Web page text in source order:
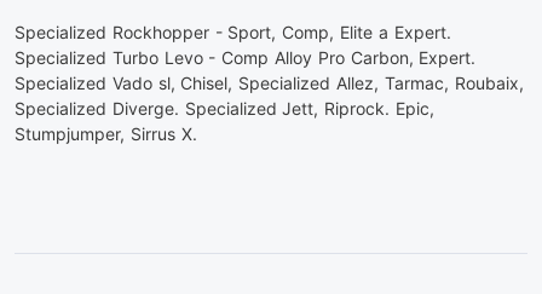
Specialized Rockhopper - Sport, Comp, Elite a Expert.
Specialized Turbo Levo - Comp Alloy Pro Carbon, Expert.
Specialized Vado sl, Chisel, Specialized Allez, Tarmac, Roubaix,
Specialized Diverge. Specialized Jett, Riprock. Epic,
Stumpjumper, Sirrus X.